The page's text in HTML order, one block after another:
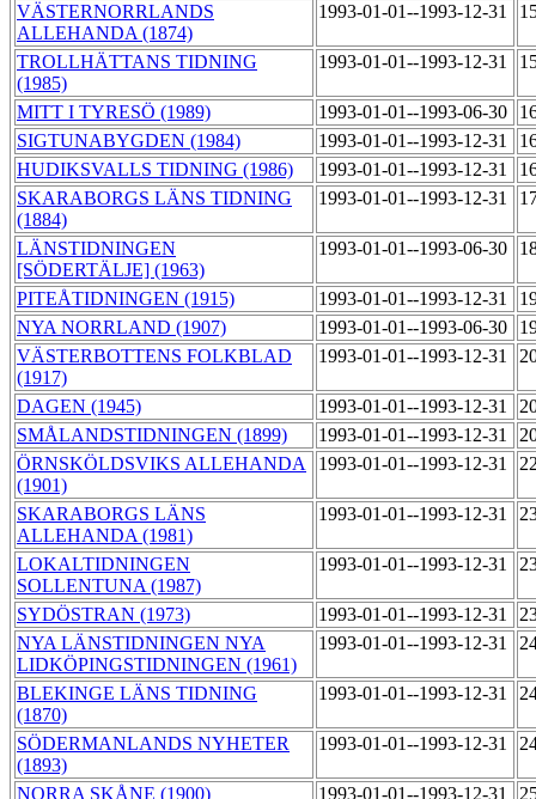
VÄSTERNORRLANDS
ALLEHANDA (1874)
1993-01-01--1993-12-31
TROLLHÄTTANS TIDNING
(1985)
1993-01-01--1993-12-31
MITT I TYRESÖ (1989) 1993-01-01--1993-06-30
SIGTUNABYGDEN (1984)
1993-01-01--1993-12-31
HUDIKSVALLS TIDNING (1986)
1993-01-01--1993-12-31
SKARABORGS LÄNS TIDNING
(1884)
1993-01-01--1993-12-31
LÄNSTIDNINGEN
[SÖDERTÄLJE] (1963)
1993-01-01--1993-06-30
PITEÅTIDNINGEN (1915) 1993-01-01--1993-12-31
NYA NORRLAND (1907)
1993-01-01--1993-06-30
VÄSTERBOTTENS FOLKBLAD
(1917)
1993-01-01--1993-12-31
DAGEN (1945) 1993-01-01--1993-12-31
SMÅLANDSTIDNINGEN (1899)
1993-01-01--1993-12-31
ÖRNSKÖLDSVIKS ALLEHANDA
(1901)
1993-01-01--1993-12-31
SKARABORGS LÄNS
ALLEHANDA (1981)
1993-01-01--1993-12-31
LOKALTIDNINGEN
SOLLENTUNA (1987)
1993-01-01--1993-12-31
SYDÖSTRAN (1973) 1993-01-01--1993-12-31
NYA LÄNSTIDNINGEN NYA
LIDKÖPINGSTIDNINGEN (1961)
1993-01-01--1993-12-31
BLEKINGE LÄNS TIDNING
(1870)
1993-01-01--1993-12-31
SÖDERMANLANDS NYHETER
(1893)
1993-01-01--1993-12-31
NORRA SKÅNE (1900) 1993-01-01--1993-12-31